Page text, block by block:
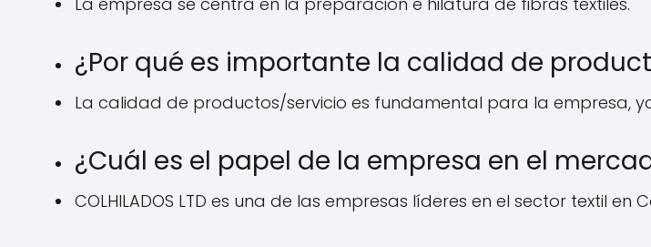
¿Por qué es importante la calidad de
La calidad de productos/servicio es fundamental para la empresa,
¿Cuál es el papel de la empresa en el
COLHILADOS LTD es una de las empresas líderes en el sector textil en